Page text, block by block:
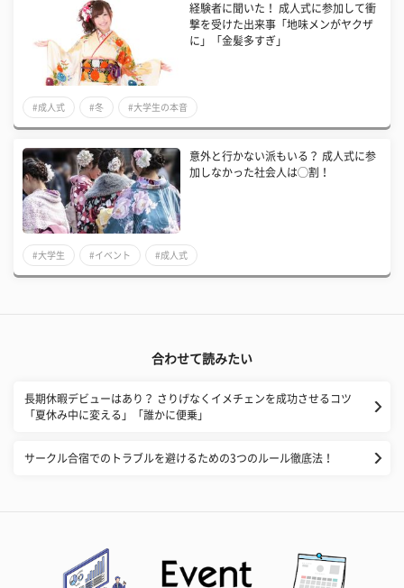
経験者に聞いた！ 成人式に参加して衝
撃を受けた出来事「地味メンがヤクザ
に」「金髪多すぎ」
#成人式 #冬 #大学生の本音
意外と行かない派もいる？ 成人式に参
加しなかった社会人は◯割！
#大学生 #イベント #成人式
合わせて読みたい
長期休暇デビューはあり？ さりげなくイメチェンを成功させるコツ
「夏休み中に変える」「誰かに便乗」
サークル合宿でのトラブルを避けるための3つのルール徹底法！